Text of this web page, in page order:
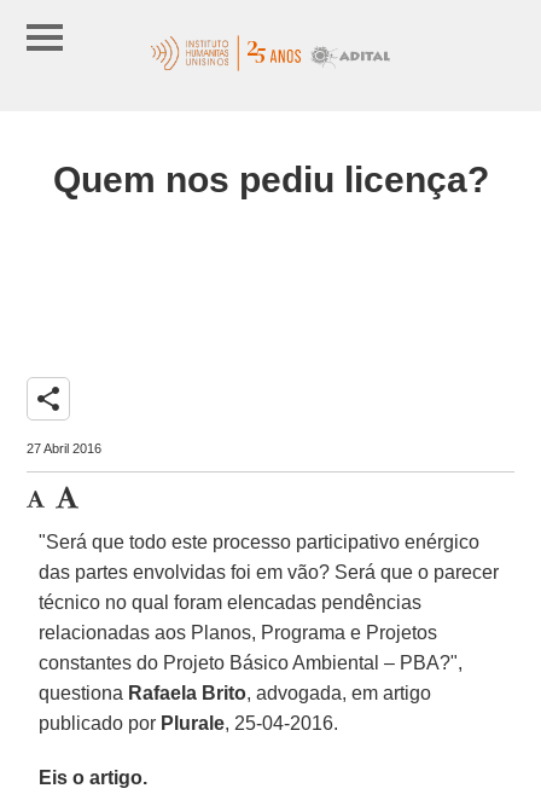
Quem nos pediu licença?
share
27 Abril 2016
"Será que todo este processo participativo enérgico
das partes envolvidas foi em vão? Será que o parecer
técnico no qual foram elencadas pendências
relacionadas aos Planos, Programa e Projetos
constantes do Projeto Básico Ambiental – PBA?",
questiona Rafaela Brito, advogada, em artigo
publicado por Plurale, 25-04-2016.
Eis o artigo.